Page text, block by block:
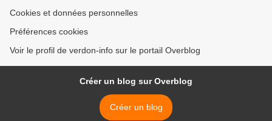
Cookies et données personnelles
Préférences cookies
Voir le profil de verdon-info sur le portail Overblog
Créer un blog sur Overblog
Créer un blog